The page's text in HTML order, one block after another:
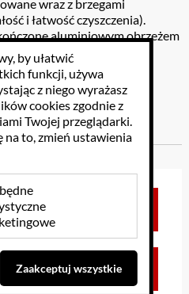
wraz z brzegami
i łatwość czyszczenia).
aluminiowym obrzeżem
GPSR
opinię
by ułatwić
funkcji, używa
z niego wyrażasz
cookies zgodnie z
Twojej przeglądarki.
na to, zmień ustawienia
Zaakceptuj wszystkie